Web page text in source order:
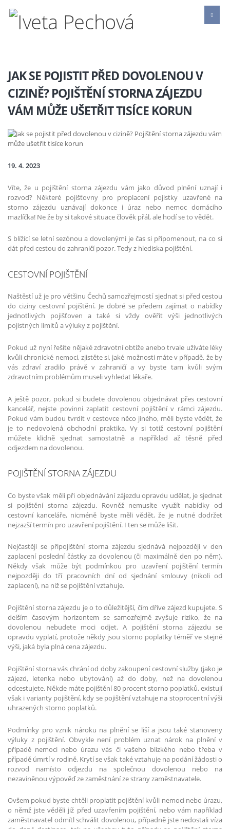
JAK SE POJISTIT PŘED DOVOLENOU V
CIZINĚ? POJIŠTĚNÍ STORNA ZÁJEZDU
VÁM MŮŽE UŠETŘIT TISÍCE KORUN
19. 4. 2023
Víte, že u pojištění storna zájezdu vám jako důvod plnění uznají i
rozvod? Některé pojišťovny pro proplacení pojistky uzavřené na
storno zájezdu uznávají dokonce i úraz nebo nemoc domácího
mazlíčka! Ne že by si takové situace člověk přál, ale hodí se to vědět.
S blížící se letní sezónou a dovolenými je čas si připomenout, na co si
dát před cestou do zahraničí pozor. Tedy z hlediska pojištění.
CESTOVNÍ POJIŠTĚNÍ
Naštěstí už je pro většinu Čechů samozřejmostí sjednat si před cestou
do ciziny cestovní pojištění. Je dobré se předem zajímat o nabídky
jednotlivých pojišťoven a také si vždy ověřit výši jednotlivých
pojistných limitů a výluky z pojištění.
Pokud už nyní řešíte nějaké zdravotní obtíže anebo trvale užíváte léky
kvůli chronické nemoci, zjistěte si, jaké možnosti máte v případě, že by
vás zdraví zradilo právě v zahraničí a vy byste tam kvůli svým
zdravotním problémům museli vyhledat lékaře.
A ještě pozor, pokud si budete dovolenou objednávat přes cestovní
kancelář, nejste povinni zaplatit cestovní pojištění v rámci zájezdu.
Pokud vám budou tvrdit v cestovce něco jiného, měli byste vědět, že
je to nedovolená obchodní praktika. Vy si totiž cestovní pojištění
můžete klidně sjednat samostatně a například až těsně před
odjezdem na dovolenou.
POJIŠTĚNÍ STORNA ZÁJEZDU
Co byste však měli při objednávání zájezdu opravdu udělat, je sjednat
si pojištění storna zájezdu. Rovněž nemusíte využít nabídky od
cestovní kanceláře, nicméně byste měli vědět, že je nutné dodržet
nejzazší termín pro uzavření pojištění. I ten se může lišit.
Nejčastěji se připojištění storna zájezdu sjednává nejpozději v den
zaplacení poslední částky za dovolenou (či maximálně den po něm).
Někdy však může být podmínkou pro uzavření pojištění termín
nejpozději do tří pracovních dní od sjednání smlouvy (nikoli od
zaplacení), na niž se pojištění vztahuje.
Pojištění storna zájezdu je o to důležitější, čím dříve zájezd kupujete. S
delším časovým horizontem se samozřejmě zvyšuje riziko, že na
dovolenou nebudete moci odjet. A pojištění storna zájezdu se
opravdu vyplatí, protože někdy jsou storno poplatky téměř ve stejné
výši, jaká byla plná cena zájezdu.
Pojištění storna vás chrání od doby zakoupení cestovní služby (jako je
zájezd, letenka nebo ubytování) až do doby, než na dovolenou
odcestujete. Někde máte pojištění 80 procent storno poplatků, existují
však i varianty pojištění, kdy se pojištění vztahuje na stoprocentní výši
uhrazených storno poplatků.
Podmínky pro vznik nároku na plnění se liší a jsou také stanoveny
výluky z pojištění. Obvykle není problém uznat nárok na plnění v
případě nemoci nebo úrazu vás či vašeho blízkého nebo třeba v
případě úmrtí v rodině. Krytí se však také vztahuje na podání žádosti o
rozvod namísto odjezdu na společnou dovolenou nebo na
nezaviněnou výpověď ze zaměstnání ze strany zaměstnavatele.
Ovšem pokud byste chtěli proplatit pojištění kvůli nemoci nebo úrazu,
o němž jste věděli již před uzavřením pojištění, nebo vám například
zaměstnavatel odmítl schválit dovolenou, případně jste nedostali víza